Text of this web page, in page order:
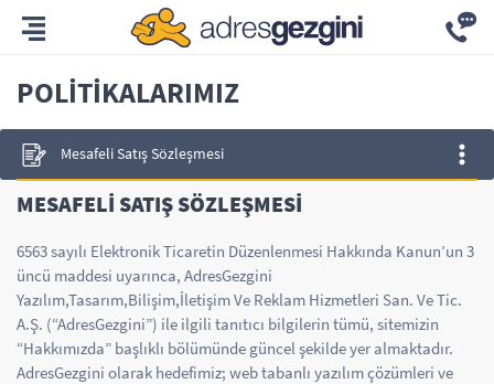
POLITIKALARIMIZ
Mesafeli Satış Sözleşmesi
MESAFELİ SATIŞ SÖZLEŞMESİ
6563 sayılı Elektronik Ticaretin Düzenlenmesi Hakkında Kanun’un 3
üncü maddesi uyarınca, AdresGezgini
Yazılım,Tasarım,Bilişim,İletişim Ve Reklam Hizmetleri San. Ve Tic.
A.Ş. (“AdresGezgini”) ile ilgili tanıtıcı bilgilerin tümü, sitemizin
“Hakkımızda” başlıklı bölümünde güncel şekilde yer almaktadır.
AdresGezgini olarak hedefimiz; web tabanlı yazılım çözümleri ve